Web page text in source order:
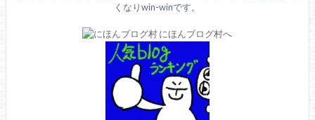
くなりwin-winです。